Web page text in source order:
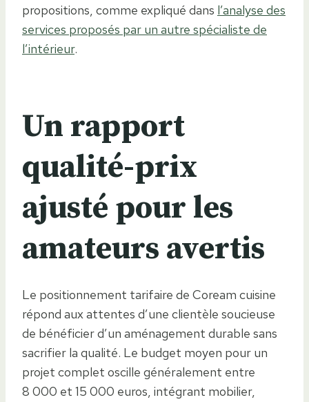
propositions, comme expliqué dans l’analyse des
services proposés par un autre spécialiste de
l’intérieur.
Un rapport
qualité-prix
ajusté pour les
amateurs avertis
Le positionnement tarifaire de Coream cuisine
répond aux attentes d’une clientèle soucieuse
de bénéficier d’un aménagement durable sans
sacrifier la qualité. Le budget moyen pour un
projet complet oscille généralement entre
8 000 et 15 000 euros, intégrant mobilier,